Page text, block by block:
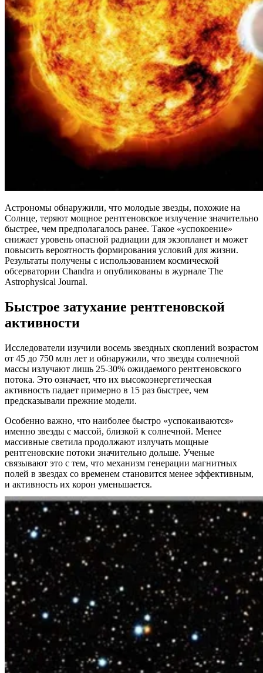
Астрономы обнаружили, что молодые звезды, похожие на
Солнце, теряют мощное рентгеновское излучение значительно
быстрее, чем предполагалось ранее. Такое «успокоение»
снижает уровень опасной радиации для экзопланет и может
повысить вероятность формирования условий для жизни.
Результаты получены с использованием космической
обсерватории Chandra и опубликованы в журнале The
Astrophysical Journal.
Быстрое затухание рентгеновской
активности
Исследователи изучили восемь звездных скоплений возрастом
от 45 до 750 млн лет и обнаружили, что звезды солнечной
массы излучают лишь 25-30% ожидаемого рентгеновского
потока. Это означает, что их высокоэнергетическая
активность падает примерно в 15 раз быстрее, чем
предсказывали прежние модели.
Особенно важно, что наиболее быстро «успокаиваются»
именно звезды с массой, близкой к солнечной. Менее
массивные светила продолжают излучать мощные
рентгеновские потоки значительно дольше. Ученые
связывают это с тем, что механизм генерации магнитных
полей в звездах со временем становится менее эффективным,
и активность их корон уменьшается.